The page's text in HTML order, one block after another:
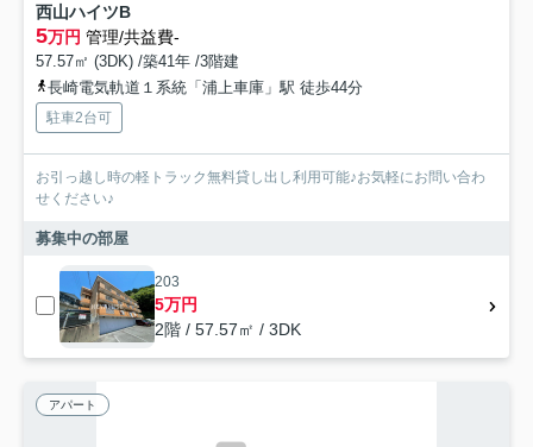
西山ハイツB
5万円 管理/共益費-
57.57㎡ (3DK) /築41年 /3階建
長崎電気軌道１系統「浦上車庫」駅 徒歩44分
駐車2台可
お引っ越し時の軽トラック無料貸し出し利用可能♪お気軽にお問い合わ
せください♪
募集中の部屋
203
5万円
2階 / 57.57㎡ / 3DK
アパート